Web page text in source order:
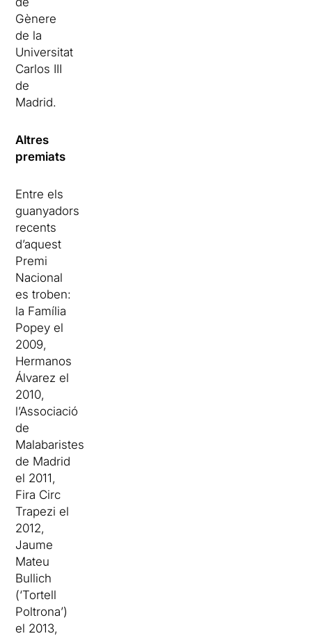
Gènere
de la
Universitat
Carlos III
de
Madrid.
Altres
premiats
Entre els
guanyadors
recents
d’aquest
Premi
Nacional
es troben:
la Família
Popey el
2009,
Hermanos
Álvarez el
2010,
l’Associació
de
Malabaristes
de Madrid
el 2011,
Fira Circ
Trapezi el
2012,
Jaume
Mateu
Bullich
(‘Tortell
Poltrona’)
el 2013,